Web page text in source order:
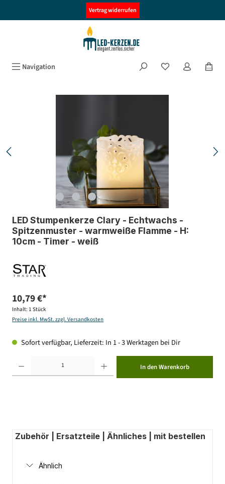
Vertrag widerrufen
Navigation
LED Stumpenkerze Clary - Echtwachs -
Spitzenmuster - warmweiße Flamme - H:
10cm - Timer - weiß
10,79 €*
Inhalt: 1 Stück
Preise inkl. MwSt. zzgl. Versandkosten
Sofort verfügbar, Lieferzeit: In 1 - 3 Werktagen bei Dir
In den Warenkorb
Zubehör | Ersatzteile | Ähnliches | mit bestellen
Ähnlich